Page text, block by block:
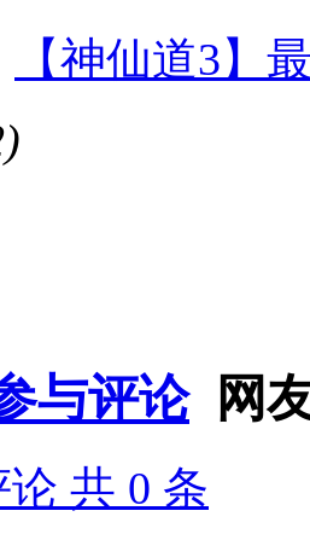
【神仙道3】
与评论 网
共 0 条